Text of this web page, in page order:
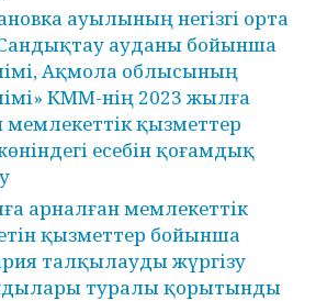
ауылының негізгі орта
ауданы бойынша
Ақмола облысының
КММ-нің 2023 жылға
мемлекеттік қызметтер
есебін қоғамдық
арналған мемлекеттік
қызметтер бойынша
талқылауды жүргізу
туралы қорытынды